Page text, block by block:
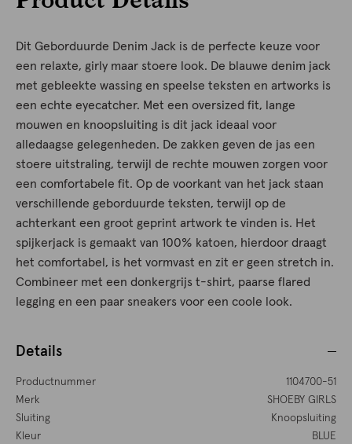
Dit Geborduurde Denim Jack is de perfecte keuze voor
een relaxte, girly maar stoere look. De blauwe denim jack
met gebleekte wassing en speelse teksten en artworks is
een echte eyecatcher. Met een oversized fit, lange
mouwen en knoopsluiting is dit jack ideaal voor
alledaagse gelegenheden. De zakken geven de jas een
stoere uitstraling, terwijl de rechte mouwen zorgen voor
een comfortabele fit. Op de voorkant van het jack staan
verschillende geborduurde teksten, terwijl op de
achterkant een groot geprint artwork te vinden is. Het
spijkerjack is gemaakt van 100% katoen, hierdoor draagt
het comfortabel, is het vormvast en zit er geen stretch in.
Combineer met een donkergrijs t-shirt, paarse flared
legging en een paar sneakers voor een coole look.
Details
Productnummer
1104700-51
Merk
SHOEBY GIRLS
Sluiting
Knoopsluiting
Kleur
BLUE